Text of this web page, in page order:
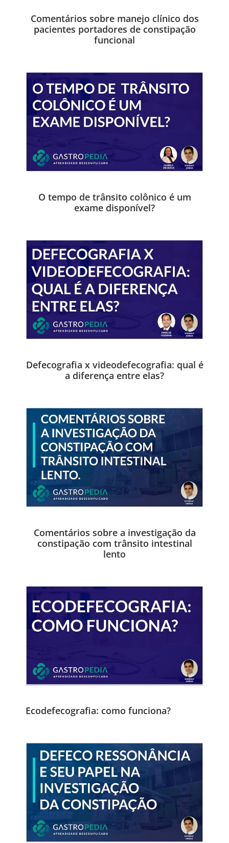
Comentários sobre manejo clínico dos
pacientes portadores de constipação
funcional
O tempo de trânsito colônico é um
exame disponível?
Defecografia x videodefecografia: qual é
a diferença entre elas?
Comentários sobre a investigação da
constipação com trânsito intestinal
lento
Ecodefecografia: como funciona?